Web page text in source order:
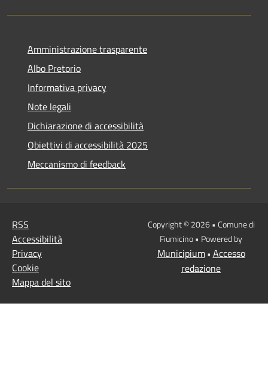
Amministrazione trasparente
Albo Pretorio
Informativa privacy
Note legali
Dichiarazione di accessibilità
Obiettivi di accessibilità 2025
Meccanismo di feedback
RSS
Accessibilità
Privacy
Cookie
Mappa del sito
Copyright © 2026 • Comune di
Fiumicino • Powered by
Municipium• Accesso
redazione